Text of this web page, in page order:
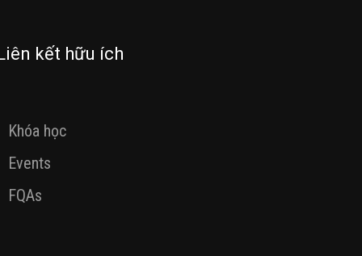
kết hữu ích
Khóa học
Events
FQAs